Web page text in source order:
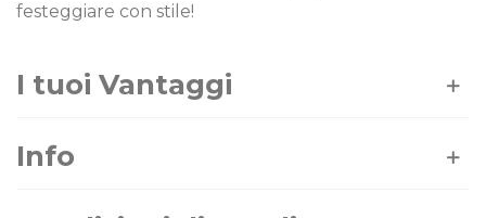
festeggiare con stile!
I tuoi Vantaggi
Info